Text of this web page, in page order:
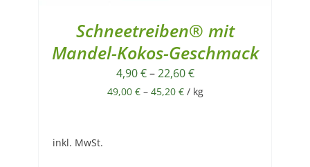
Schneetreiben® mit
Mandel-Kokos-Geschmack
4,90€–22,60€
49,00 €– 45,20 €/ kg
inkl. MwSt.